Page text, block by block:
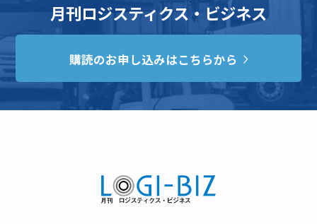
月刊ロジスティクス・ビジネス
購読のお申し込みはこちらから